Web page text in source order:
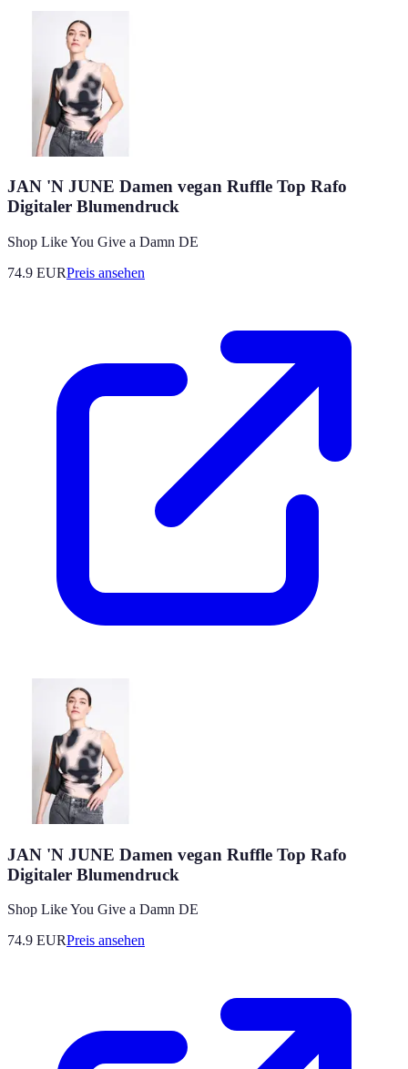
JAN 'N JUNE Damen vegan Ruffle Top Rafo
Digitaler Blumendruck
Shop Like You Give a Damn DE
74.9 EURPreis ansehen
JAN 'N JUNE Damen vegan Ruffle Top Rafo
Digitaler Blumendruck
Shop Like You Give a Damn DE
74.9 EURPreis ansehen